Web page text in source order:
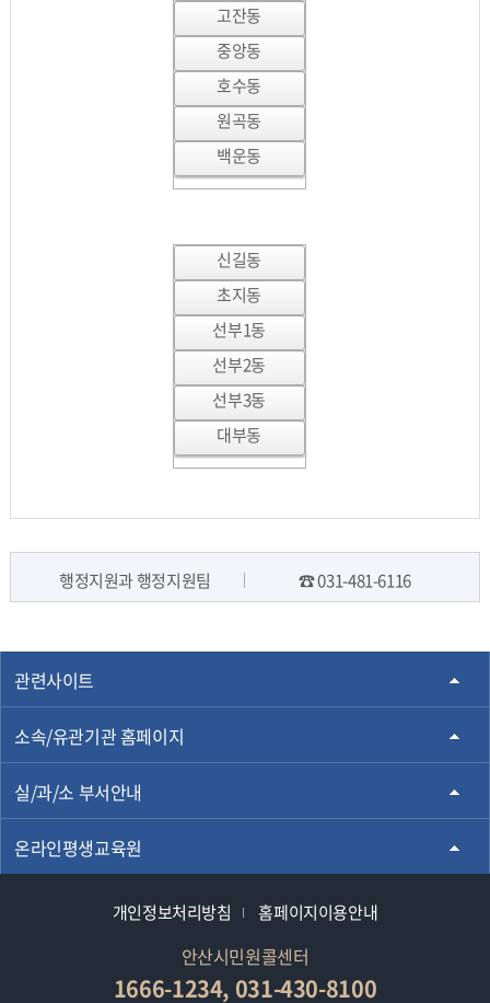
고잔동
중앙동
호수동
원곡동
백운동
신길동
초지동
선부1동
선부2동
선부3동
대부동
행정지원과 행정지원팀 ☎ 031-481-6116
관련사이트
소속/유관기관 홈페이지
실/과/소 부서안내
온라인평생교육원
개인정보처리방침 홈페이지이용안내
안산시민원콜센터
1666-1234, 031-430-8100